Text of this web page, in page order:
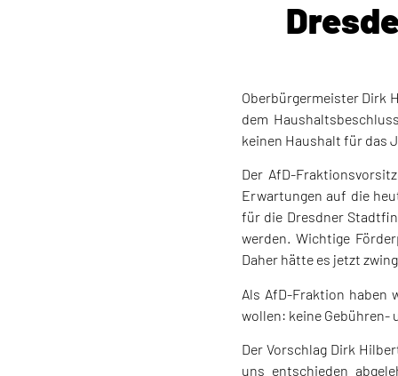
Oberbürgermeister Dirk
dem
keinen Haushalt für das
Der AfD-
Erwartungen auf die
für die Dresdner
werden. Wichtige
Daher hätte es jetzt
Als AfD-Fraktion haben
wollen: keine Gebühren-
Der Vorschlag Dirk
uns entschieden